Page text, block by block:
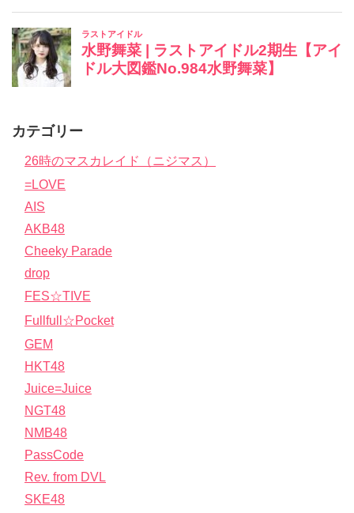
カテゴリー
26時のマスカレイド（ニジマス）
=LOVE
AIS
AKB48
Cheeky Parade
drop
FES☆TIVE
Fullfull☆Pocket
GEM
HKT48
Juice=Juice
NGT48
NMB48
PassCode
Rev. from DVL
SKE48